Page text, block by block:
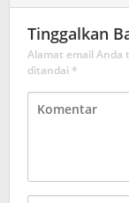
Tinggalkan
Alamat email Anda
ditandai *